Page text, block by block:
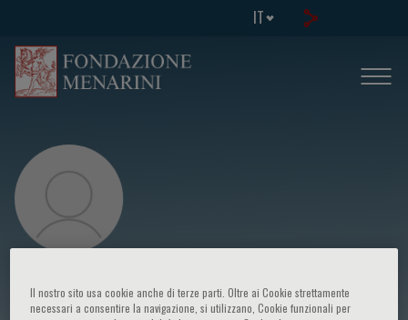
IT
Nilufar Mohebbi
Il nostro sito usa cookie anche di terze parti. Oltre ai Cookie strettamente
necessari a consentire la navigazione, si utilizzano, Cookie funzionali per